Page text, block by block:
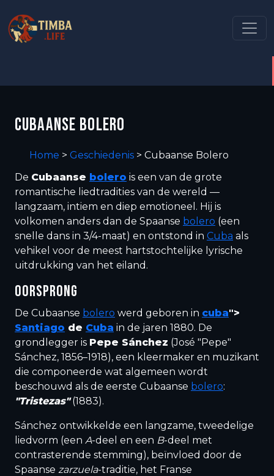
CUBAANSE BOLERO
Home > Geschiedenis > Cubaanse Bolero
De Cubaanse bolero is een van de grote
romantische liedtradities van de wereld —
langzaam, intiem en diep emotioneel. Hij is
volkomen anders dan de Spaanse bolero (een
snelle dans in 3/4-maat) en ontstond in Cuba als
vehikel voor de meest hartstochtelijke lyrische
uitdrukking van het eiland.
OORSPRONG
De Cubaanse bolero werd geboren in cuba">
Santiago de Cuba in de jaren 1880. De
grondlegger is Pepe Sánchez (José "Pepe"
Sánchez, 1856–1918), een kleermaker en muzikant
die componeerde wat algemeen wordt
beschouwd als de eerste Cubaanse bolero:
"Tristezas"(1883).
Sánchez ontwikkelde een langzame, tweedelige
liedvorm (een A-deel en een B-deel met
contrasterende stemming), beïnvloed door de
Spaanse zarzuela-traditie, het Franse